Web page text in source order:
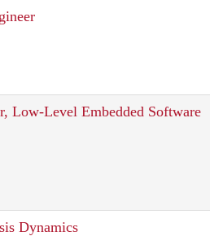
Low-Level Embedded Software
Dynamics